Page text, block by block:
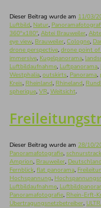
Dieser Beitrag wurde am 11/03/
Luftbild, Natur,
360°x180°, Abtei Brauweiler,
eye view, Brauweiler, Cologne,
drone perspective, drone point of
immersive, Kugelpanorama,
Luftbildaufnahme, Luftpanorama,
Westphalia, outskirts, Panorama,
Kreis, Rheinland, Rhineland,
spherique, VR, Weitsicht.
Dieser Beitrag wurde am 28/10/
Panoramafotografie,
Amprion, Brauweiler, Deutschland
Fernblick, flat panorama,
Hochspannung,
Luftbildaufnahme,
Panoramafotografie, Rhein-Erft-
Übertragungsnetzbetreiber,